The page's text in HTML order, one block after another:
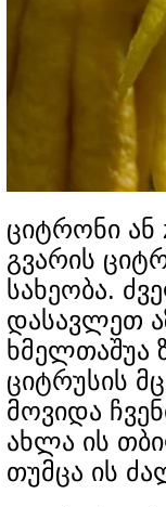
ციტრონი ან
გვარის
სახეობა.
დასავლეთ
ხმელთაშუა
ციტრუსის
მოვიდა
ახლა ის
თუმცა ის